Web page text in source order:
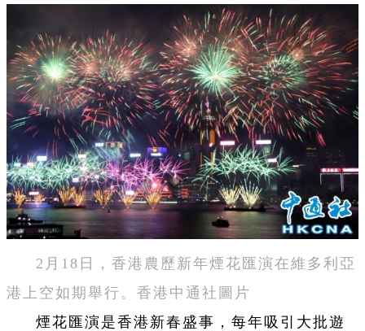
2月18日，香港農歷新年煙花匯演在維多利亞
港上空如期舉行。香港中通社圖片
煙花匯演是香港新春盛事，每年吸引大批遊